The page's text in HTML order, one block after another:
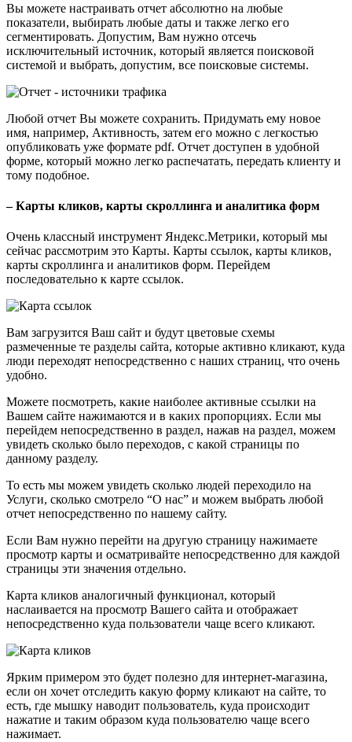
Вы можете настраивать отчет абсолютно на любые
показатели, выбирать любые даты и также легко его
сегментировать. Допустим, Вам нужно отсечь
исключительный источник, который является поисковой
системой и выбрать, допустим, все поисковые системы.
Любой отчет Вы можете сохранить. Придумать ему новое
имя, например, Активность, затем его можно с легкостью
опубликовать уже формате pdf. Отчет доступен в удобной
форме, который можно легко распечатать, передать клиенту и
тому подобное.
– Карты кликов, карты скроллинга и аналитика форм
Очень классный инструмент Яндекс.Метрики, который мы
сейчас рассмотрим это Карты. Карты ссылок, карты кликов,
карты скроллинга и аналитиков форм. Перейдем
последовательно к карте ссылок.
Вам загрузится Ваш сайт и будут цветовые схемы
размеченные те разделы сайта, которые активно кликают, куда
люди переходят непосредственно с наших страниц, что очень
удобно.
Можете посмотреть, какие наиболее активные ссылки на
Вашем сайте нажимаются и в каких пропорциях. Если мы
перейдем непосредственно в раздел, нажав на раздел, можем
увидеть сколько было переходов, с какой страницы по
данному разделу.
То есть мы можем увидеть сколько людей переходило на
Услуги, сколько смотрело “О нас” и можем выбрать любой
отчет непосредственно по нашему сайту.
Если Вам нужно перейти на другую страницу нажимаете
просмотр карты и осматривайте непосредственно для каждой
страницы эти значения отдельно.
Карта кликов аналогичный функционал, который
наслаивается на просмотр Вашего сайта и отображает
непосредственно куда пользователи чаще всего кликают.
Ярким примером это будет полезно для интернет-магазина,
если он хочет отследить какую форму кликают на сайте, то
есть, где мышку наводит пользователь, куда происходит
нажатие и таким образом куда пользователю чаще всего
нажимает.